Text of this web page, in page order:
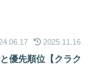
2025.11.16
優先順位【クラク